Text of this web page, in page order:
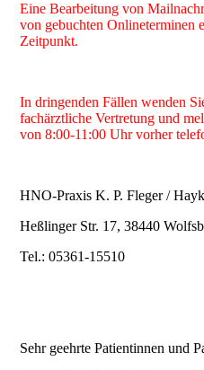
Eine Bearbeitung von
von gebuchten Onlineterminen
Zeitpunkt.
In dringenden Fällen wenden
fachärztliche Vertretung und
von 8:00-11:00 Uhr vorher
HNO-Praxis K. P. Fleger /
Heßlinger Str. 17, 38440
Tel.: 05361-15510
Sehr geehrte Patientinnen und